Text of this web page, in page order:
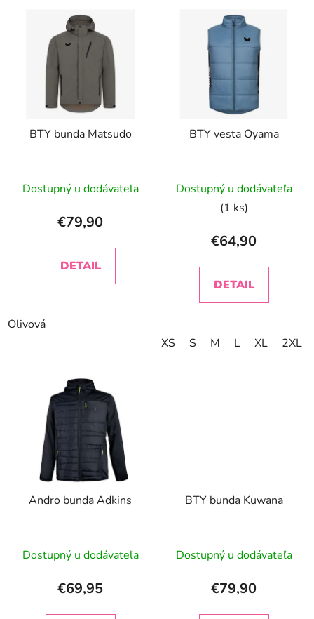
BTY bunda Matsudo
Dostupný u dodávateľa
€79,90
DETAIL
Olivová
BTY vesta Oyama
Dostupný u dodávateľa
(1 ks)
€64,90
DETAIL
XS S M L XL 2XL
Andro bunda Adkins
Dostupný u dodávateľa
€69,95
BTY bunda Kuwana
Dostupný u dodávateľa
€79,90